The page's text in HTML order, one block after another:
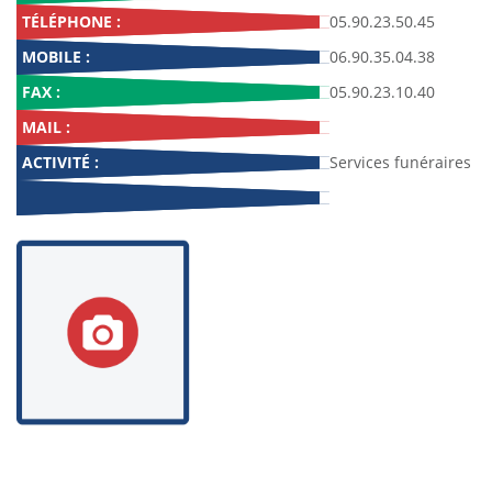
TÉLÉPHONE :
05.90.23.50.45
MOBILE :
06.90.35.04.38
FAX :
05.90.23.10.40
MAIL :
ACTIVITÉ :
Services funéraires